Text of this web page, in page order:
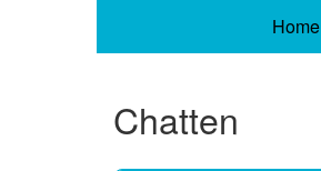
Home
Chatten